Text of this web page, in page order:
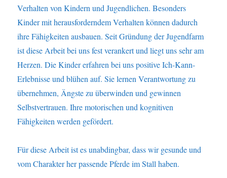
Verhalten von Kindern und Jugendlichen. Besonders
Kinder mit herausforderndem Verhalten können dadurch
ihre Fähigkeiten ausbauen. Seit Gründung der Jugendfarm
ist diese Arbeit bei uns fest verankert und liegt uns sehr am
Herzen. Die Kinder erfahren bei uns positive Ich-Kann-
Erlebnisse und blühen auf. Sie lernen Verantwortung zu
übernehmen, Ängste zu überwinden und gewinnen
Selbstvertrauen. Ihre motorischen und kognitiven
Fähigkeiten werden gefördert.
Für diese Arbeit ist es unabdingbar, dass wir gesunde und
vom Charakter her passende Pferde im Stall haben.